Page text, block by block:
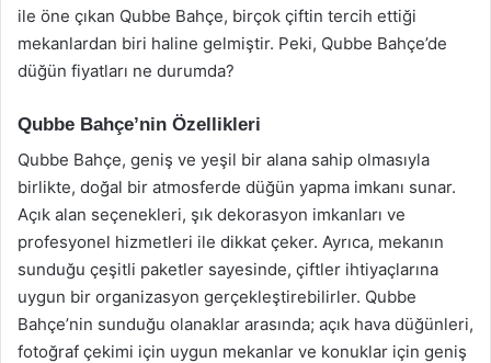
ile öne çıkan Qubbe Bahçe, birçok çiftin tercih ettiği
mekanlardan biri haline gelmiştir. Peki, Qubbe Bahçe’de
düğün fiyatları ne durumda?
Qubbe Bahçe’nin Özellikleri
Qubbe Bahçe, geniş ve yeşil bir alana sahip olmasıyla
birlikte, doğal bir atmosferde düğün yapma imkanı sunar.
Açık alan seçenekleri, şık dekorasyon imkanları ve
profesyonel hizmetleri ile dikkat çeker. Ayrıca, mekanın
sunduğu çeşitli paketler sayesinde, çiftler ihtiyaçlarına
uygun bir organizasyon gerçekleştirebilirler. Qubbe
Bahçe’nin sunduğu olanaklar arasında; açık hava düğünleri,
fotoğraf çekimi için uygun mekanlar ve konuklar için geniş